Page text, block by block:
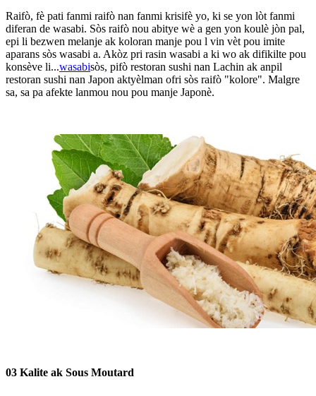
Raifò, fè pati fanmi raifò nan fanmi krisifè yo, ki se yon lòt fanmi
diferan de wasabi. Sòs raifò nou abitye wè a gen yon koulè jòn pal,
epi li bezwen melanje ak koloran manje pou l vin vèt pou imite
aparans sòs wasabi a. Akòz pri rasin wasabi a ki wo ak difikilte pou
konsève li...wasabisòs, pifò restoran sushi nan Lachin ak anpil
restoran sushi nan Japon aktyèlman ofri sòs raifò "kolore". Malgre
sa, sa pa afekte lanmou nou pou manje Japonè.
03 Kalite ak Sous Moutard